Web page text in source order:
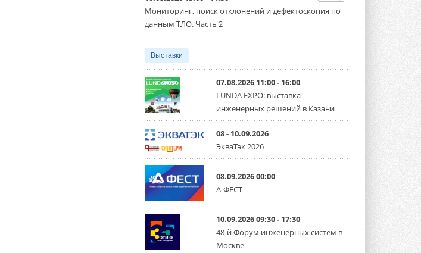
Мониторинг, поиск отклонений и дефектоскопия по
данным ТЛО. Часть 2
Выставки
07.08.2026 11:00 - 16:00
LUNDA EXPO: выставка
инженерных решений в Казани
08 - 10.09.2026
ЭкваТэк 2026
08.09.2026 00:00
А-ФЕСТ
10.09.2026 09:30 - 17:30
48-й Форум инженерных систем в
Москве